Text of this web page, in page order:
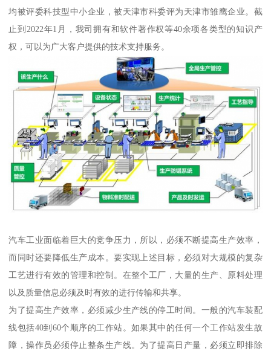
均被评委科技型中小企业，被天津市科委评为天津市雏鹰企业。截
止到2022年1月，我司拥有和软件著作权等40余项各类型的知识产
权，可以为广大客户提供的技术支持服务。
汽车工业面临着巨大的竞争压力，所以，必须不断提高生产效率，
而同时还要降低生产成本。要实现上述目标，必须对大规模的复杂
工艺进行有效的管理和控制。在整个工厂，大量的生产、原料处理
以及质量信息必须及时有效的进行传输和共享。
为了提高生产效率，必须减少生产线的停工时间。一般的汽车装配
线包括40到60个顺序的工作站。如果其中的任何一个工作站发生故
障，操作员必须停止整条生产线。为了提高日产量，必须立即排除